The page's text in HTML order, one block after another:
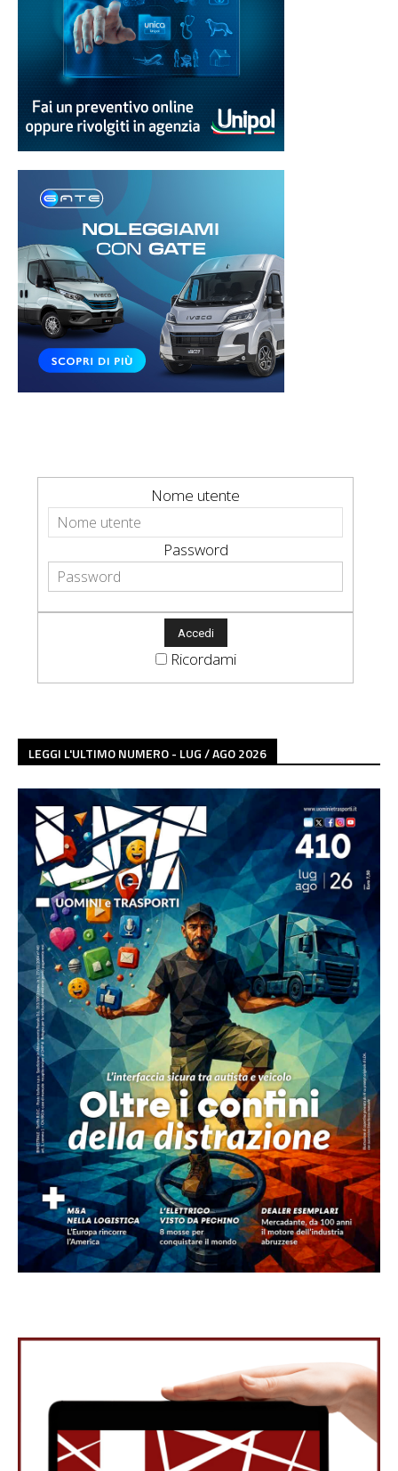
Nome utente
Password
Ricordami
LEGGI L'ULTIMO NUMERO - LUG / AGO 2026